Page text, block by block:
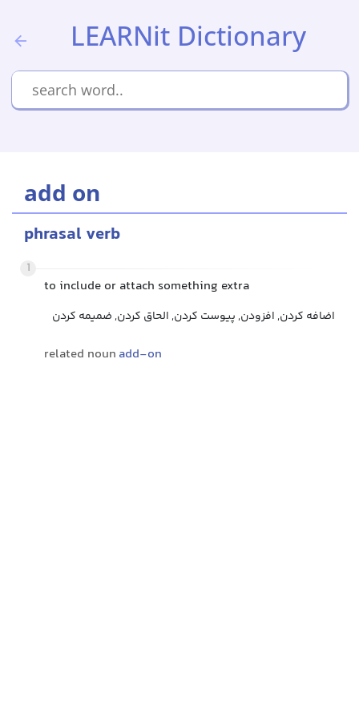
LEARNit Dictionary
add on
phrasal verb
1
to include or attach something extra
اضافه کردن, افزودن, پیوست کردن, الحاق کردن, ضمیمه کردن
related noun add-on